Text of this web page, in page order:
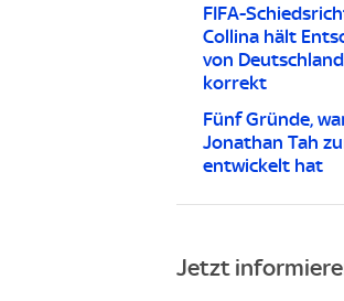
FIFA-
Collina hält
von
korrekt
Fünf Gründe,
Jonathan Tah
entwickelt hat
Jetzt